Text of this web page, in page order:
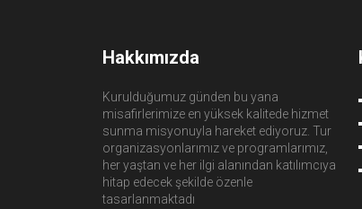
Hakkımızda
Kurulduğumuz günden bu yana
misafirlerimize en yüksek kalitede hizmet
sunma misyonuyla hareket ediyoruz. Tur
organizasyonlarımız ve programlarımız,
her yaştan ve her ilgi alanından katılımcıya
hitap edecek şekilde özenle
tasarlanmaktadı